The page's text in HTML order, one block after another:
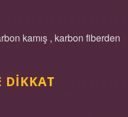
kamış , karbon fiberden
DIKKAT